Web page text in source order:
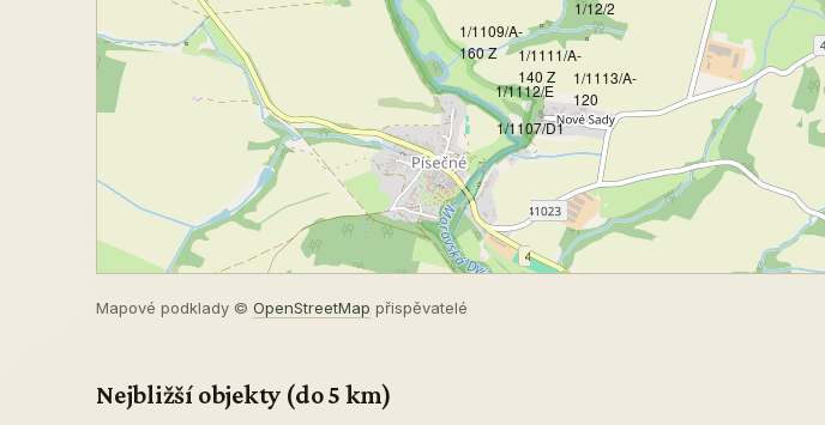
1/12/2
1/1113/A-
120
1/1111/A-
140 Z
1/1112/E
1/1109/A-
160 Z
1/1107/D1
Mapové podklady © OpenStreetMap přispěvatelé
Nejbližší objekty (do 5 km)